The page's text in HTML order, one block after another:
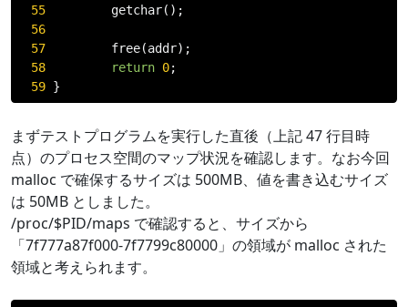
55
         getchar
();
56
57
         free
(addr);
58
return 0;
59 }
まずテストプログラムを実行した直後（上記 47 行目時
点）のプロセス空間のマップ状況を確認します。なお今回
malloc で確保するサイズは 500MB、値を書き込むサイズ
は 50MB としました。
/proc/$PID/maps で確認すると、サイズから
「7f777a87f000-7f7799c80000」の領域が malloc された
領域と考えられます。